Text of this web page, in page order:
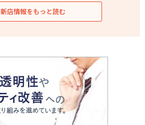
新店情報をもっと読む